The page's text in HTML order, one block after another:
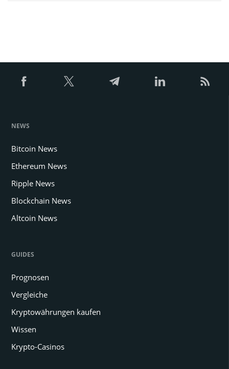
NEWS
Bitcoin News
Ethereum News
Ripple News
Blockchain News
Altcoin News
GUIDES
Prognosen
Vergleiche
Kryptowährungen kaufen
Wissen
Krypto-Casinos